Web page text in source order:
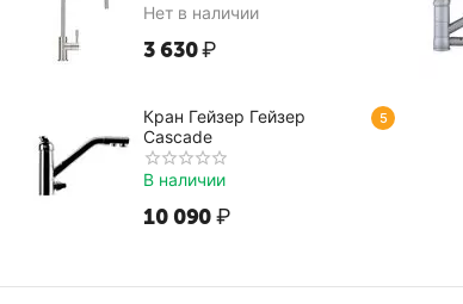
Нет в наличии
3 630₽
5
Кран Гейзер Гейзер
Cascade
В наличии
10 090₽